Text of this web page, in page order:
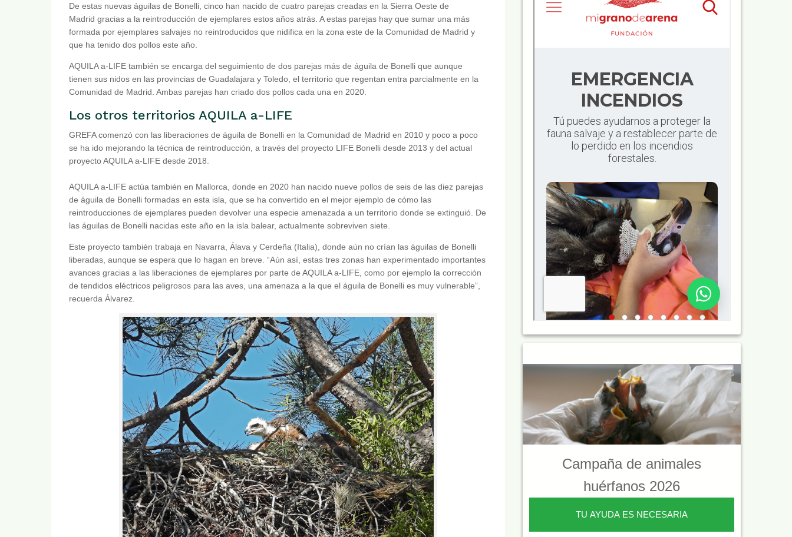
De estas nuevas águilas de Bonelli, cinco han nacido de cuatro parejas creadas en la Sierra Oeste de
Madrid gracias a la reintroducción de ejemplares estos años atrás. A estas parejas hay que sumar una más
formada por ejemplares salvajes no reintroducidos que nidifica en la zona este de la Comunidad de Madrid y
que ha tenido dos pollos este año.
AQUILA a-LIFE también se encarga del seguimiento de dos parejas más de águila de Bonelli que aunque
tienen sus nidos en las provincias de Guadalajara y Toledo, el territorio que regentan entra parcialmente en la
Comunidad de Madrid. Ambas parejas han criado dos pollos cada una en 2020.
Los otros territorios AQUILA a-LIFE
GREFA comenzó con las liberaciones de águila de Bonelli en la Comunidad de Madrid en 2010 y poco a poco
se ha ido mejorando la técnica de reintroducción, a través del proyecto LIFE Bonelli desde 2013 y del actual
proyecto AQUILA a-LIFE desde 2018.
AQUILA a-LIFE actúa también en Mallorca, donde en 2020 han nacido nueve pollos de seis de las diez parejas
de águila de Bonelli formadas en esta isla, que se ha convertido en el mejor ejemplo de cómo las
reintroducciones de ejemplares pueden devolver una especie amenazada a un territorio donde se extinguió. De
las águilas de Bonelli nacidas este año en la isla balear, actualmente sobreviven siete.
Este proyecto también trabaja en Navarra, Álava y Cerdeña (Italia), donde aún no crían las águilas de Bonelli
liberadas, aunque se espera que lo hagan en breve. “Aún así, estas tres zonas han experimentado importantes
avances gracias a las liberaciones de ejemplares por parte de AQUILA a-LIFE, como por ejemplo la corrección
de tendidos eléctricos peligrosos para las aves, una amenaza a la que el águila de Bonelli es muy vulnerable”,
recuerda Álvarez.
Campaña de animales
huérfanos 2026
TU AYUDA ES NECESARIA